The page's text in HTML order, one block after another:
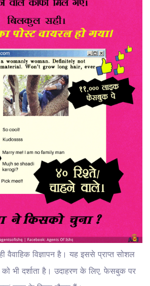
वैवाहिक विज्ञापन है। यह इससे प्राप्त सोशल
को भी दर्शाता है। उदाहरण के लिए, फेसबुक पर